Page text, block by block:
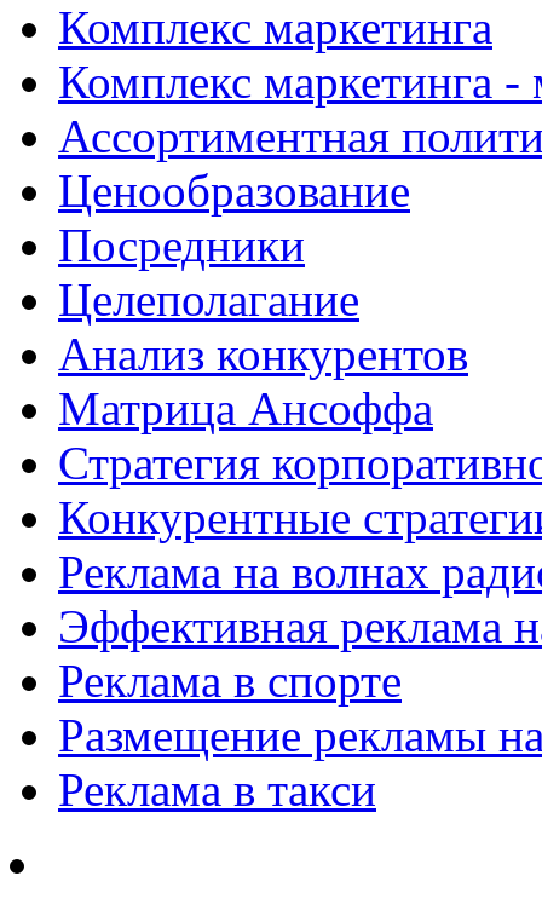
Комплекс маркетинга
Комплекс маркетинга
Ассортиментная
Ценообразование
Посредники
Целеполагание
Анализ конкурентов
Матрица Ансоффа
Стратегия
Конкурентные
Реклама на волнах
Эффективная реклама
Реклама в спорте
Размещение рекламы
Реклама в такси